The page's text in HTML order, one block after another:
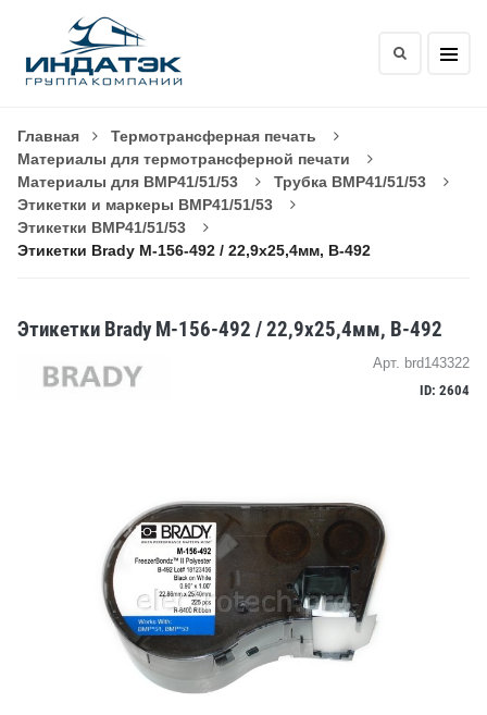
Главная
Термотрансферная печать
Материалы для термотрансферной печати
Материалы для BMP41/51/53
Трубка BMP41/51/53
Этикетки и маркеры BMP41/51/53
Этикетки BMP41/51/53
Этикетки Brady M-156-492 / 22,9x25,4мм, B-492
Этикетки Brady M-156-492 / 22,9x25,4мм, B-492
Арт. brd143322
ID: 2604